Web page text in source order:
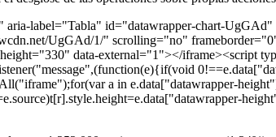
aria-label="Tabla" id="datawrapper-chart-UgGAd"
UgGAd/1/" scrolling="no"
data-external="1"></iframe><script
a in e.data["datawrapper-